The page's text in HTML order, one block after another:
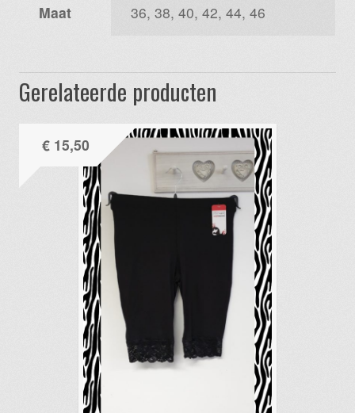
Maat 36, 38, 40, 42, 44, 46
Gerelateerde producten
€15,50